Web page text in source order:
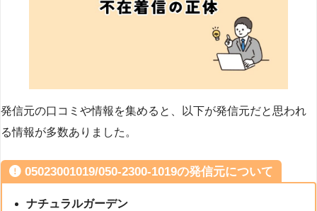
発信元の口コミや情報を集めると、以下が発信元だと思われ
る情報が多数ありました。
05023001019/050-2300-1019の発信元について
ナチュラルガーデン